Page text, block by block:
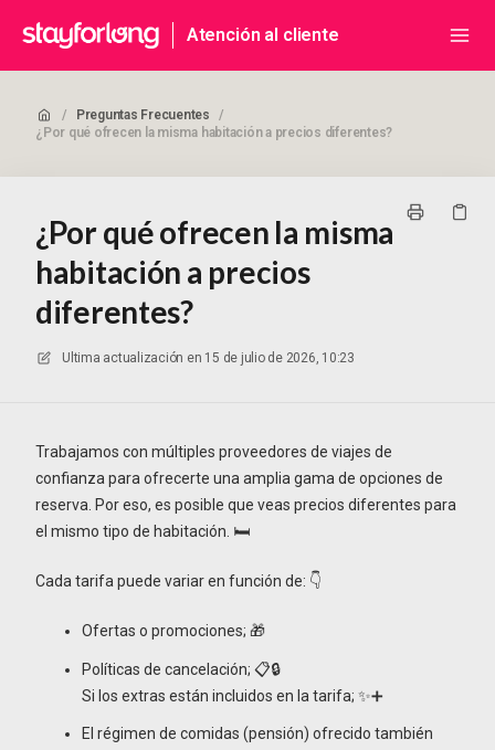
Atención al cliente
/ Preguntas Frecuentes
/
¿Por qué ofrecen la misma habitación a precios diferentes?
¿Por qué ofrecen la misma
habitación a precios
diferentes?
Ultima actualización en 15 de julio de 2026, 10:23
Trabajamos con múltiples proveedores de viajes de
confianza para ofrecerte una amplia gama de opciones de
reserva. Por eso, es posible que veas precios diferentes para
el mismo tipo de habitación. 🛏️
Cada tarifa puede variar en función de: 👇
Ofertas o promociones; 🎁
Políticas de cancelación; 📋🔒
Si los extras están incluidos en la tarifa; ✨➕
El régimen de comidas (pensión) ofrecido también